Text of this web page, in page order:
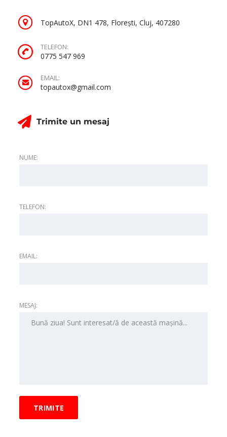
TopAutoX, DN1 478, Florești, Cluj, 407280
TELEFON:
0775 547 969
EMAIL:
topautox@gmail.com
Trimite un mesaj
NUME:
TELEFON:
EMAIL:
MESAJ: